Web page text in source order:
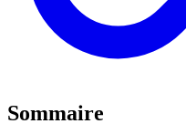
Sommaire